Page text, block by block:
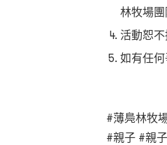
林牧場
活動恕
如有任
#薄鳧林牧
#親子 #親